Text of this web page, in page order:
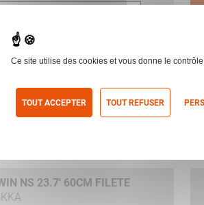
NS 23.7' 60CM FILETE
Ce site utilise des cookies et vous donne le
TOUT ACCEPTER TOUT REFUSER